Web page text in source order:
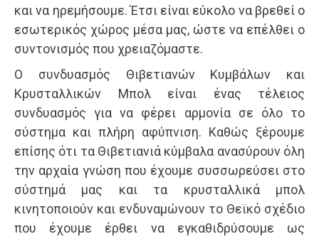
και να ηρεμήσουμε. Έτσι είναι εύκολο να βρεθεί ο
εσωτερικός χώρος μέσα μας, ώστε να επέλθει ο
συντονισμός που χρειαζόμαστε.
Ο συνδυασμός Θιβετιανών Κυμβάλων και
Κρυσταλλικών Μπολ είναι ένας τέλειος
συνδυασμός για να φέρει αρμονία σε όλο το
σύστημα και πλήρη αφύπνιση. Καθώς ξέρουμε
επίσης ότι τα Θιβετιανιά κύμβαλα ανασύρουν όλη
την αρχαία γνώση που έχουμε συσσωρεύσει στο
σύστημά μας και τα κρυσταλλικά μπολ
κινητοποιούν και ενδυναμώνουν το Θεϊκό σχέδιο
που έχουμε έρθει να εγκαθιδρύσουμε ως